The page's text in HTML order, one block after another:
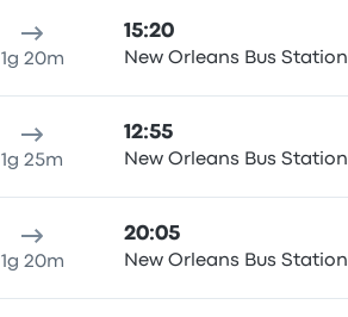
1g 20m
15:20
New Orleans Bus Station
1g 25m
12:55
New Orleans Bus Station
1g 20m
20:05
New Orleans Bus Station